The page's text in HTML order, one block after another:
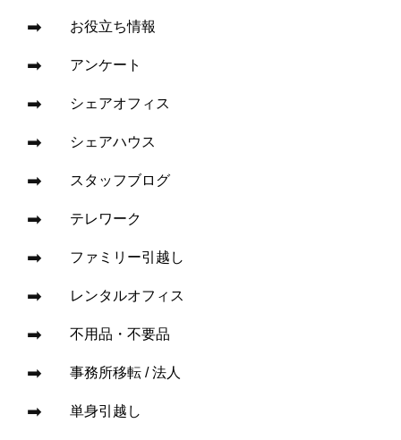
お役立ち情報
アンケート
シェアオフィス
シェアハウス
スタッフブログ
テレワーク
ファミリー引越し
レンタルオフィス
不用品・不要品
事務所移転 / 法人
単身引越し